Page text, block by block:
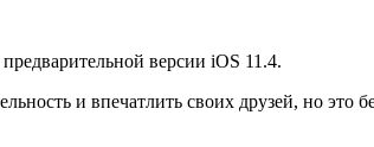
версии iOS 11.4.
и впечатлить своих друзей, но это